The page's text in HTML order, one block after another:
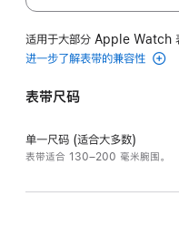
适用于大部分 Apple Watch
进一步了解表带的兼容性
表带尺码
单一尺码 (适合大多数)
表带适合 130–200 毫米腕围。